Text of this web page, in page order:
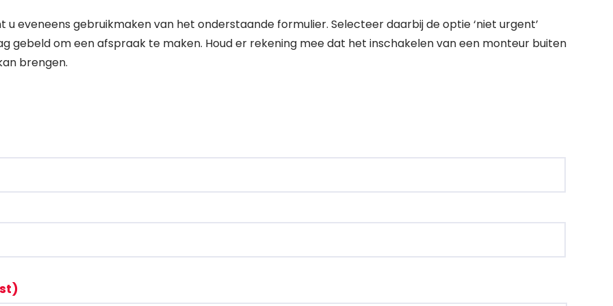
eveneens gebruikmaken van het onderstaande formulier. Selecteer daarbij de optie ‘niet urgent’
gebeld om een afspraak te maken. Houd er rekening mee dat het inschakelen van een monteur buiten
brengen.